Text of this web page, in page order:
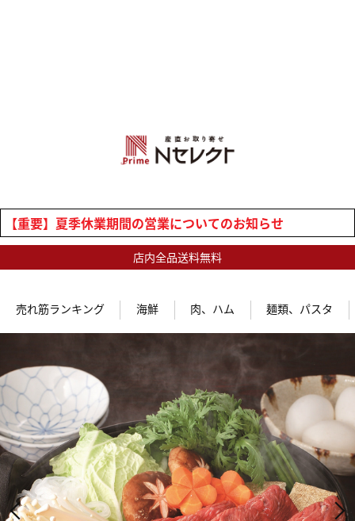
【重要】夏季休業期間の営業についてのお知らせ
店内全品送料無料
売れ筋ランキング 海鮮 肉、ハム 麺類、パスタ